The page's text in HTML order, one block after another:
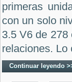
primeras
con un solo
3.5 V6 de 278
relaciones. Lo
Continuar leyendo